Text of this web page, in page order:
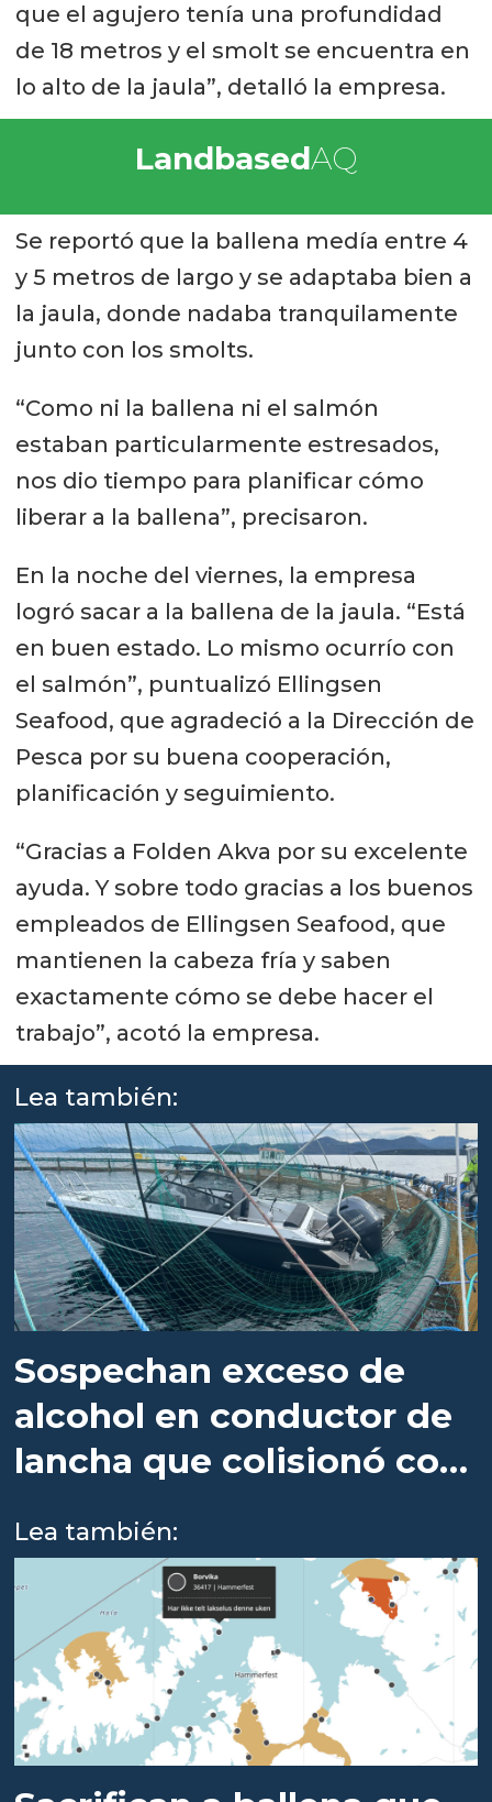
que el agujero tenía una profundidad
de 18 metros y el smolt se encuentra en
lo alto de la jaula”, detalló la empresa.
LandbasedAQ
Se reportó que la ballena medía entre 4
y 5 metros de largo y se adaptaba bien a
la jaula, donde nadaba tranquilamente
junto con los smolts.
“Como ni la ballena ni el salmón
estaban particularmente estresados,
nos dio tiempo para planificar cómo
liberar a la ballena”, precisaron.
En la noche del viernes, la empresa
logró sacar a la ballena de la jaula. “Está
en buen estado. Lo mismo ocurrío con
el salmón”, puntualizó Ellingsen
Seafood, que agradeció a la Dirección de
Pesca por su buena cooperación,
planificación y seguimiento.
“Gracias a Folden Akva por su excelente
ayuda. Y sobre todo gracias a los buenos
empleados de Ellingsen Seafood, que
mantienen la cabeza fría y saben
exactamente cómo se debe hacer el
trabajo”, acotó la empresa.
Lea también:
Sospechan exceso de
alcohol en conductor de
lancha que colisionó con
Lea también: